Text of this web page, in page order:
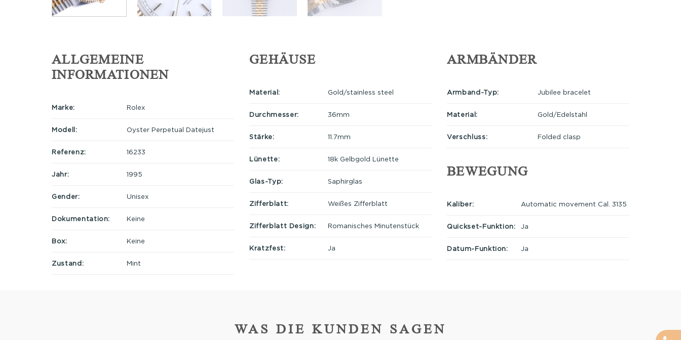
ALLGEMEINE
INFORMATIONEN
Marke: Rolex
Modell: Oyster Perpetual Datejust
Referenz: 16233
Jahr: 1995
Gender: Unisex
Dokumentation: Keine
Box: Keine
Zustand: Mint
GEHÄUSE
Material: Gold/stainless steel
Durchmesser: 36mm
Stärke: 11.7mm
Lünette: 18k Gelbgold Lünette
Glas-Typ: Saphirglas
Zifferblatt: Weißes Zifferblatt
Zifferblatt Design: Romanisches Minutenstück
Kratzfest: Ja
ARMBÄNDER
Armband-Typ: Jubilee bracelet
Material: Gold/Edelstahl
Verschluss: Folded clasp
BEWEGUNG
Kaliber: Automatic movement Cal. 3135
Quickset-Funktion: Ja
Datum-Funktion: Ja
WAS DIE KUNDEN SAGEN